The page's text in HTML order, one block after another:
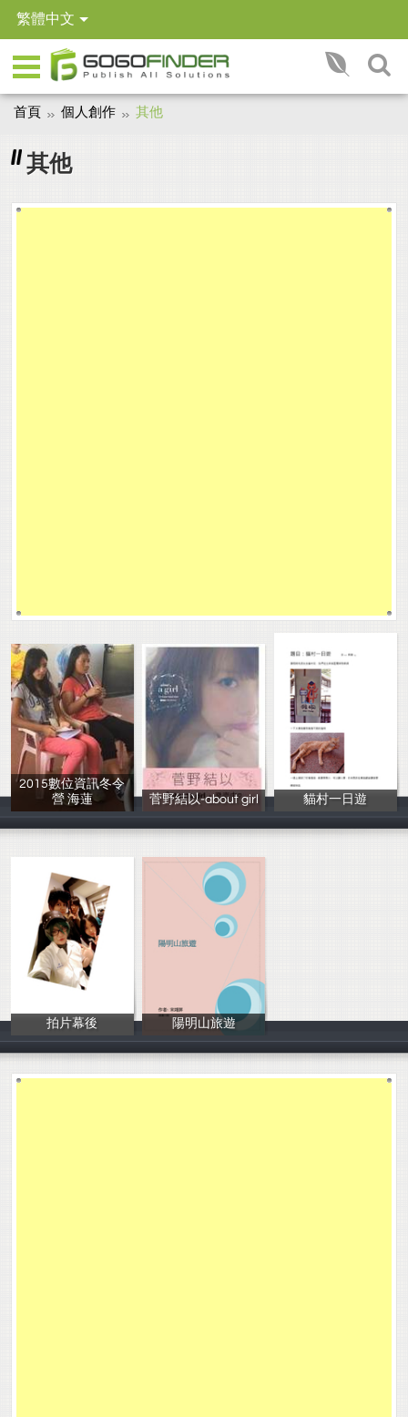
繁體中文
首頁 個人創作 其他
其他
2015數位資訊冬令
營 海蓮
海蓮
菅野結以-about girl
蔡亞芸
貓村一日遊
周婕
拍片幕後
賴亦雯
陽明山旅遊
宋翊屏